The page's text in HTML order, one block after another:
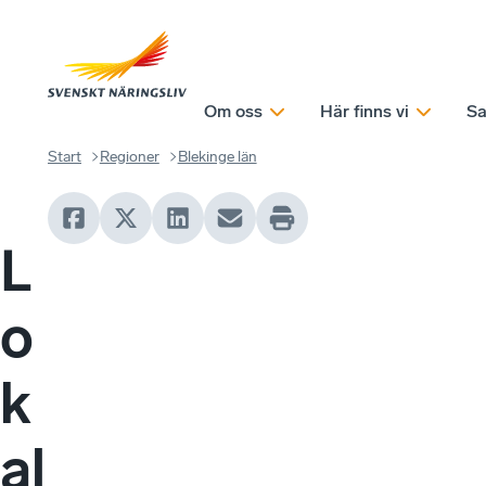
Om oss Här finns vi
Start Regioner Blekinge län
L
o
k
al